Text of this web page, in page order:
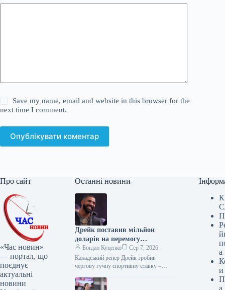
Save my name, email and website in this browser for the
next time I comment.
Опублікувати коментар
Про сайт
«Час новин»
— портал, що
поєднує
актуальні
новини
Останні новини
Дрейк поставив мільйон
доларів на перемогу
Аргентини на ЧС-2026
Богдан Куценко
Сер 7, 2026
Канадський репер Дрейк зробив
чергову гучну спортивну ставку –
перемогу збірної Аргентини над
а
и
а